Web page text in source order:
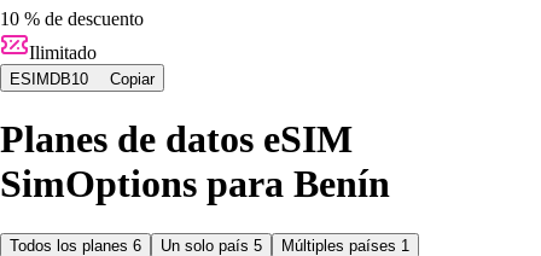
10 % de descuento
Ilimitado
ESIMDB10 Copiar
Planes de datos eSIM
SimOptions para Benín
Todos los planes 6 Un solo país 5 Múltiples países 1